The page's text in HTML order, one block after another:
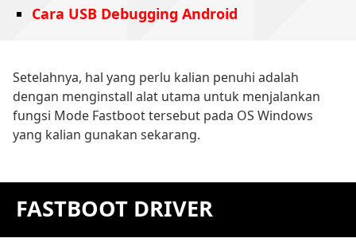
Cara USB Debugging Android
Setelahnya, hal yang perlu kalian penuhi adalah
dengan menginstall alat utama untuk menjalankan
fungsi Mode Fastboot tersebut pada OS Windows
yang kalian gunakan sekarang.
FASTBOOT DRIVER